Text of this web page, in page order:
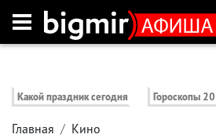
Какой праздник сегодня Гороскопы
Главная Кино